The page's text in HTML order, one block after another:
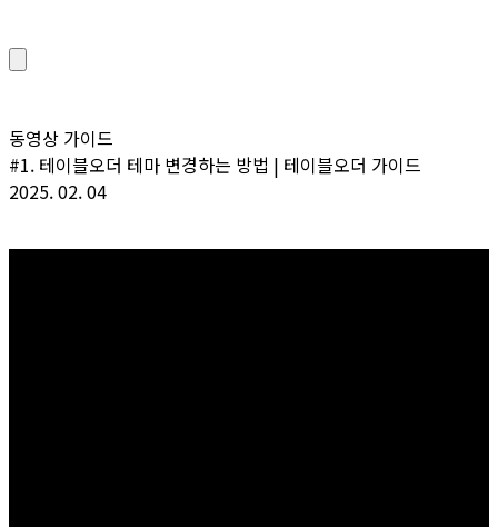
동영상 가이드
#1. 테이블오더 테마 변경하는 방법 | 테이블오더 가이드
2025. 02. 04